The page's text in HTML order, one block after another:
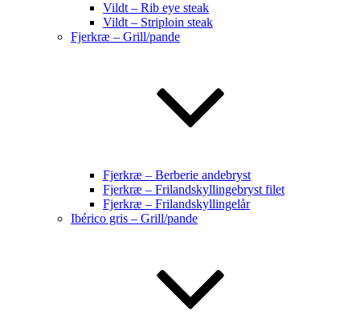
Vildt – Rib eye steak
Vildt – Striploin steak
Fjerkræ – Grill/pande
Fjerkræ – Berberie andebryst
Fjerkræ – Frilandskyllingebryst filet
Fjerkræ – Frilandskyllingelår
Ibérico gris – Grill/pande